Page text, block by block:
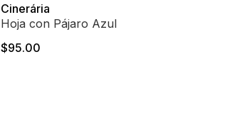
Cinerária
Hoja con Pájaro Azul
$95.00